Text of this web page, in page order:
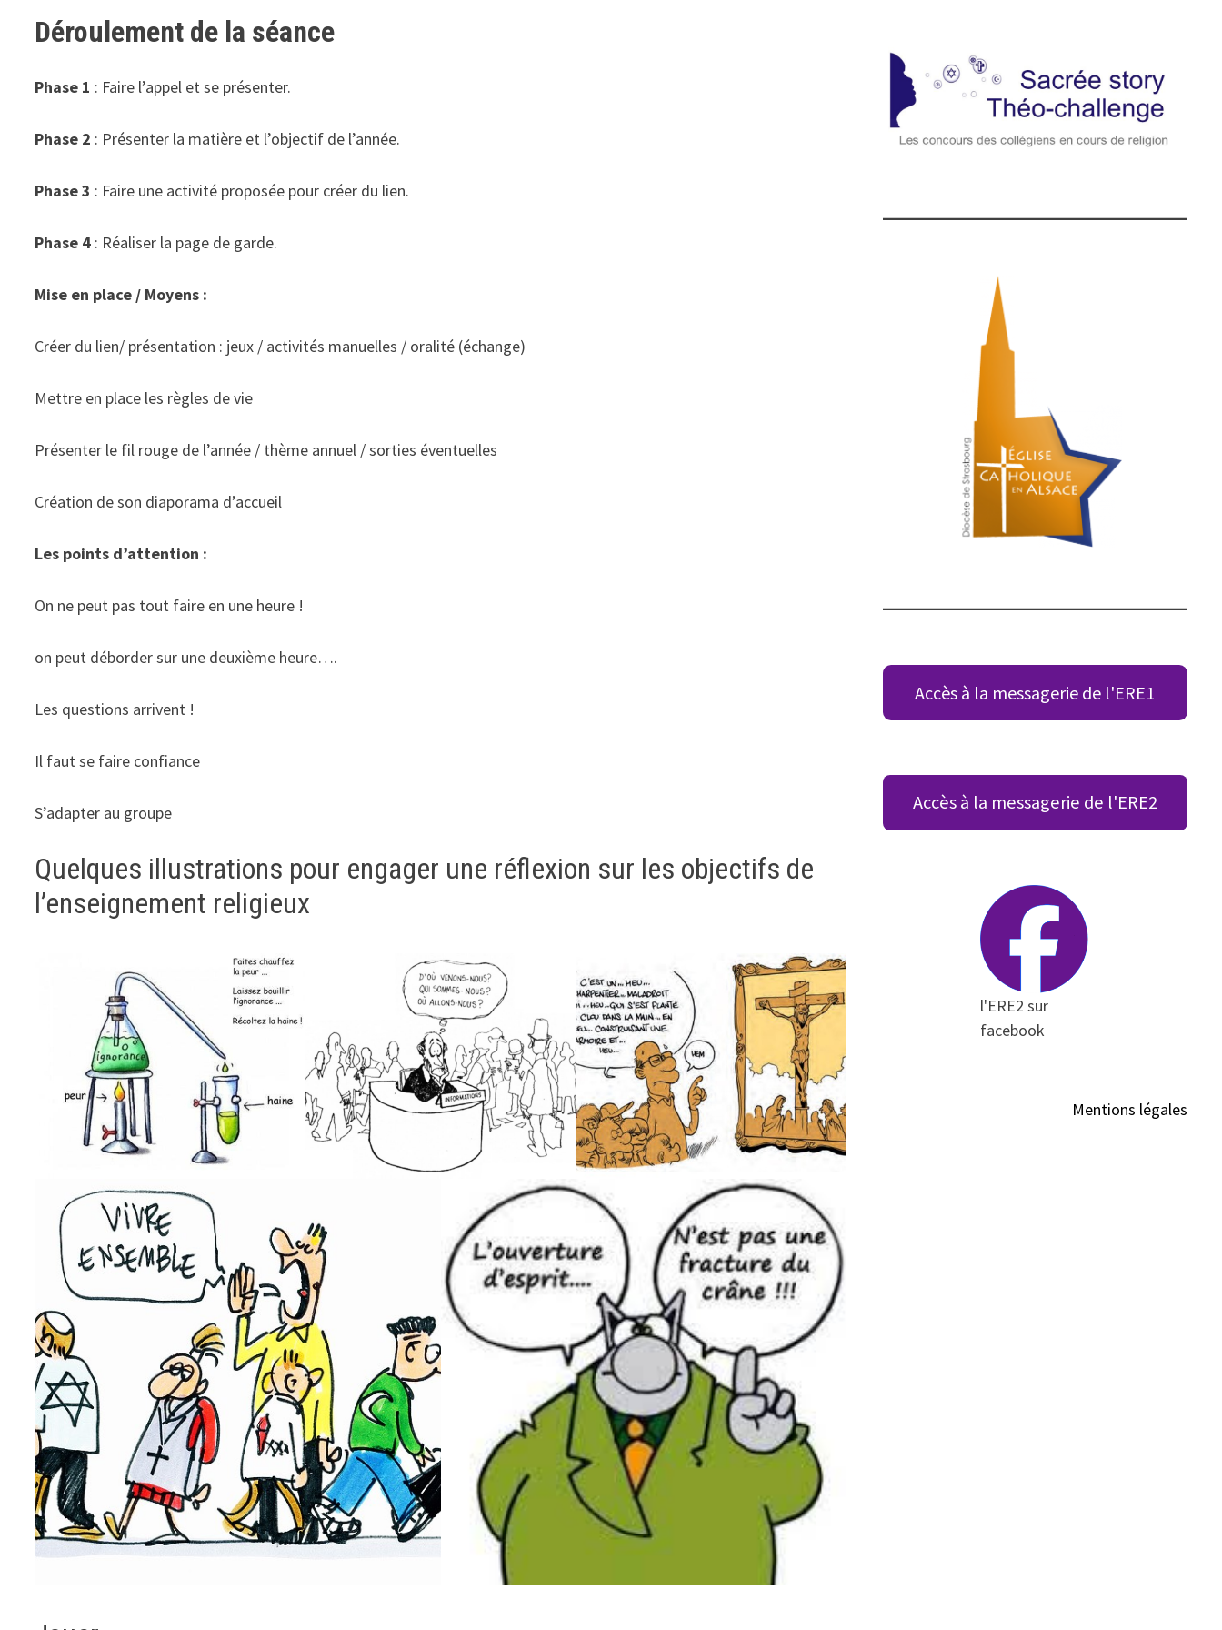
Déroulement de la séance
Phase 1 : Faire l’appel et se présenter.
Phase 2 : Présenter la matière et l’objectif de l’année.
Phase 3 : Faire une activité proposée pour créer du lien.
Phase 4 : Réaliser la page de garde.
Mise en place / Moyens :
Créer du lien/ présentation : jeux / activités manuelles / oralité (échange)
Mettre en place les règles de vie
Présenter le fil rouge de l’année / thème annuel / sorties éventuelles
Création de son diaporama d’accueil
Les points d’attention :
On ne peut pas tout faire en une heure !
on peut déborder sur une deuxième heure….
Les questions arrivent !
Il faut se faire confiance
S’adapter au groupe
Quelques illustrations pour engager une réflexion sur les objectifs de
l’enseignement religieux
Accès à la messagerie de l'ERE1
Accès à la messagerie de l'ERE2
l'ERE2 sur
facebook
Mentions légales